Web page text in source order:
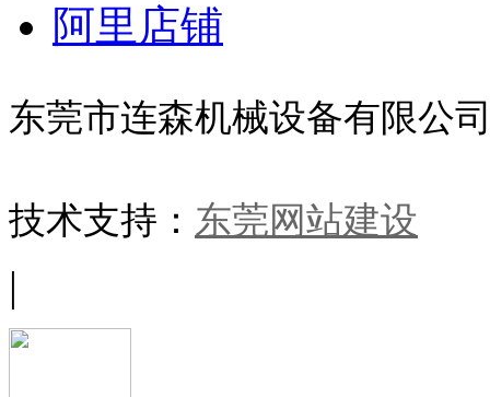
阿里店铺
东莞市连森机械设备有限公
技术支持： 东莞网站建设
|